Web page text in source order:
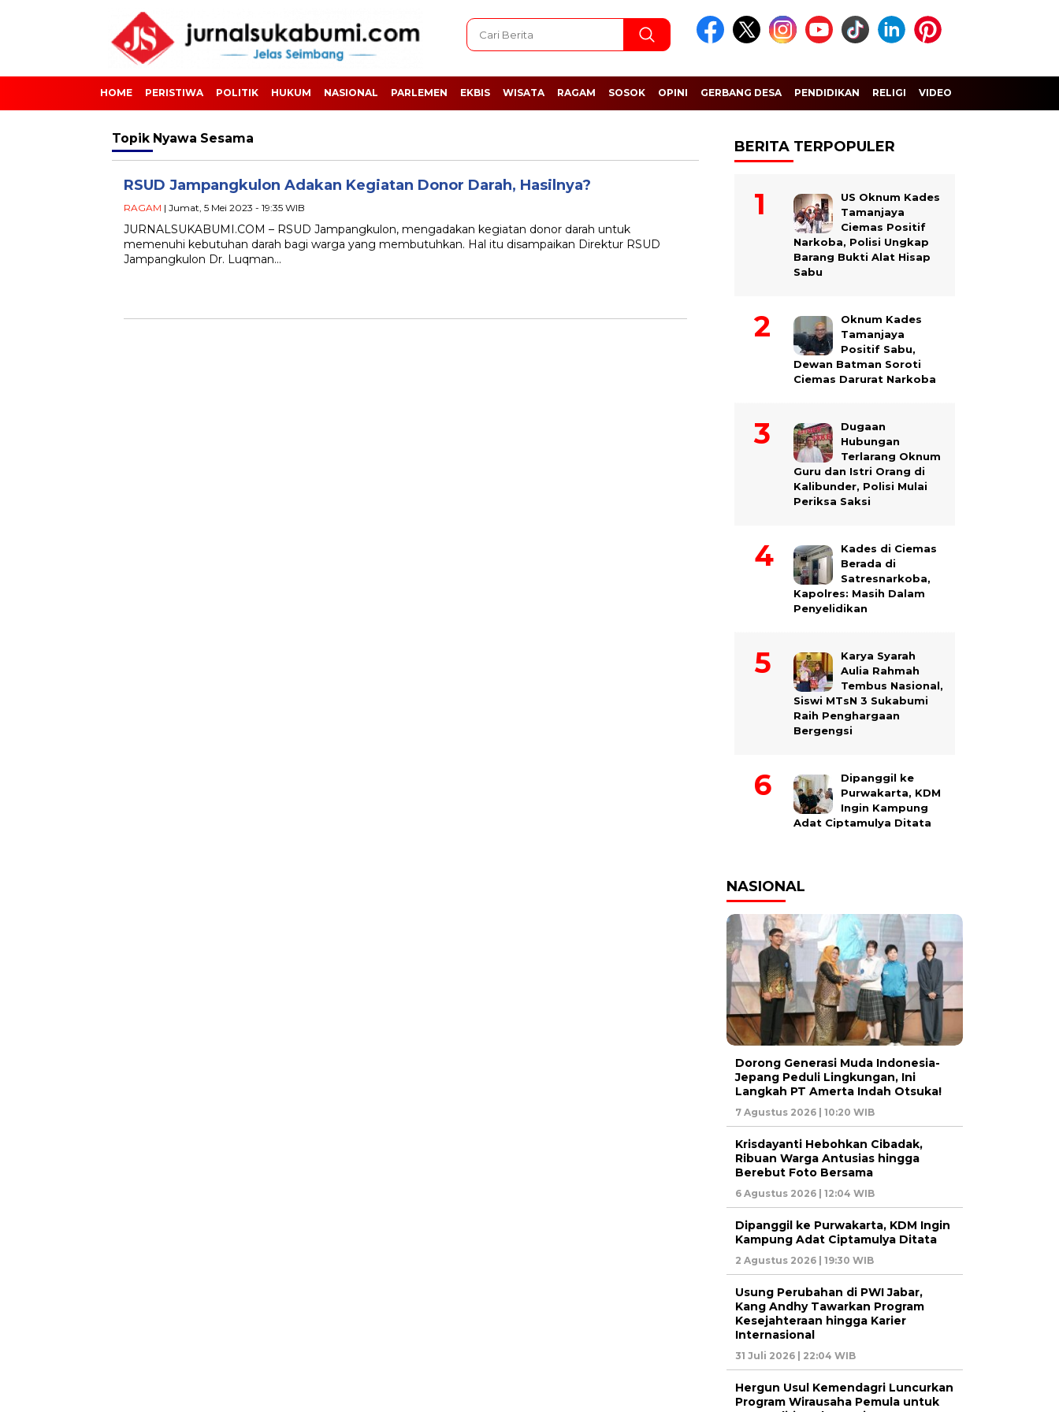
HOME PERISTIWA POLITIK HUKUM NASIONAL PARLEMEN EKBIS WISATA RAGAM SOSOK OPINI GERBANG DESA PENDIDIKAN RELIGI VIDEO
Topik Nyawa Sesama
RSUD Jampangkulon Adakan Kegiatan Donor Darah, Hasilnya?
RAGAM | Jumat, 5 Mei 2023 - 19:35 WIB
JURNALSUKABUMI.COM – RSUD Jampangkulon, mengadakan kegiatan donor darah untuk
memenuhi kebutuhan darah bagi warga yang membutuhkan. Hal itu disampaikan Direktur RSUD
Jampangkulon Dr. Luqman…
BERITA TERPOPULER
US Oknum Kades
Tamanjaya
Ciemas Positif
Narkoba, Polisi Ungkap
Barang Bukti Alat Hisap
Sabu
Oknum Kades
Tamanjaya
Positif Sabu,
Dewan Batman Soroti
Ciemas Darurat Narkoba
Dugaan
Hubungan
Terlarang Oknum
Guru dan Istri Orang di
Kalibunder, Polisi Mulai
Periksa Saksi
Kades di Ciemas
Berada di
Satresnarkoba,
Kapolres: Masih Dalam
Penyelidikan
Karya Syarah
Aulia Rahmah
Tembus Nasional,
Siswi MTsN 3 Sukabumi
Raih Penghargaan
Bergengsi
Dipanggil ke
Purwakarta, KDM
Ingin Kampung
Adat Ciptamulya Ditata
NASIONAL
Dorong Generasi Muda Indonesia-
Jepang Peduli Lingkungan, Ini
Langkah PT Amerta Indah Otsuka!
7 Agustus 2026 | 10:20 WIB
Krisdayanti Hebohkan Cibadak,
Ribuan Warga Antusias hingga
Berebut Foto Bersama
6 Agustus 2026 | 12:04 WIB
Dipanggil ke Purwakarta, KDM Ingin
Kampung Adat Ciptamulya Ditata
2 Agustus 2026 | 19:30 WIB
Usung Perubahan di PWI Jabar,
Kang Andhy Tawarkan Program
Kesejahteraan hingga Karier
Internasional
31 Juli 2026 | 22:04 WIB
Hergun Usul Kemendagri Luncurkan
Program Wirausaha Pemula untuk